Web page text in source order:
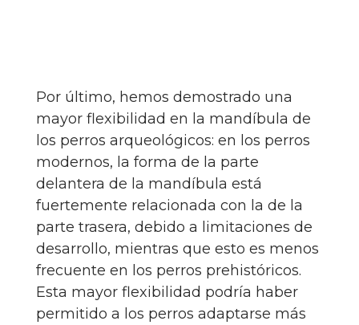
Por último, hemos demostrado una
mayor flexibilidad en la mandíbula de
los perros arqueológicos: en los perros
modernos, la forma de la parte
delantera de la mandíbula está
fuertemente relacionada con la de la
parte trasera, debido a limitaciones de
desarrollo, mientras que esto es menos
frecuente en los perros prehistóricos.
Esta mayor flexibilidad podría haber
permitido a los perros adaptarse más